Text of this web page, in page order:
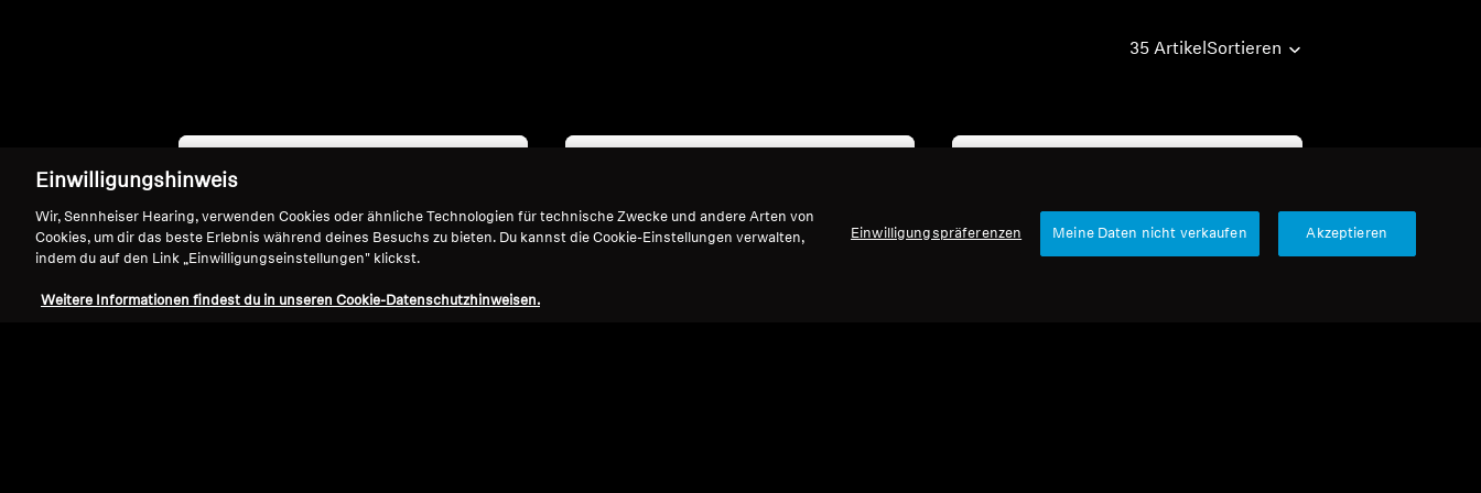
35 Artikel Sortieren
Einwilligungshinweis
Wir, Sennheiser Hearing, verwenden Cookies oder ähnliche Technologien für technische Zwecke und andere Arten von
Cookies, um dir das beste Erlebnis während deines Besuchs zu bieten. Du kannst die Cookie-Einstellungen verwalten,
indem du auf den Link „Einwilligungseinstellungen" klickst.
Weitere Informationen findest du in unseren Cookie-Datenschutzhinweisen.
Einwilligungspräferenzen Meine Daten nicht verkaufen Akzeptieren